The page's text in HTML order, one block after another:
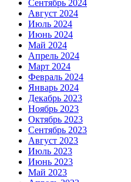
Сентябрь 2024
Август 2024
Июль 2024
Июнь 2024
Май 2024
Апрель 2024
Март 2024
Февраль 2024
Январь 2024
Декабрь 2023
Ноябрь 2023
Октябрь 2023
Сентябрь 2023
Август 2023
Июль 2023
Июнь 2023
Май 2023